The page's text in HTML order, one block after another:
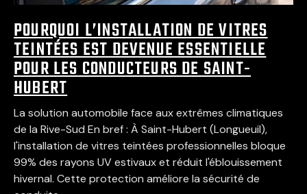
POURQUOI L’INSTALLATION DE VITRES
TEINTÉES EST DEVENUE ESSENTIELLE
POUR LES CONDUCTEURS DE SAINT-
HUBERT
La solution automobile face aux extrêmes climatiques
de la Rive-Sud En bref : À Saint-Hubert (Longueuil),
l'installation de vitres teintées professionnelles bloque
99% des rayons UV estivaux et réduit l'éblouissement
hivernal. Cette protection améliore la sécurité de